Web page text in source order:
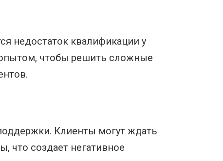
недостаток квалификации у
чтобы решить сложные
Клиенты могут ждать
что создает негативное